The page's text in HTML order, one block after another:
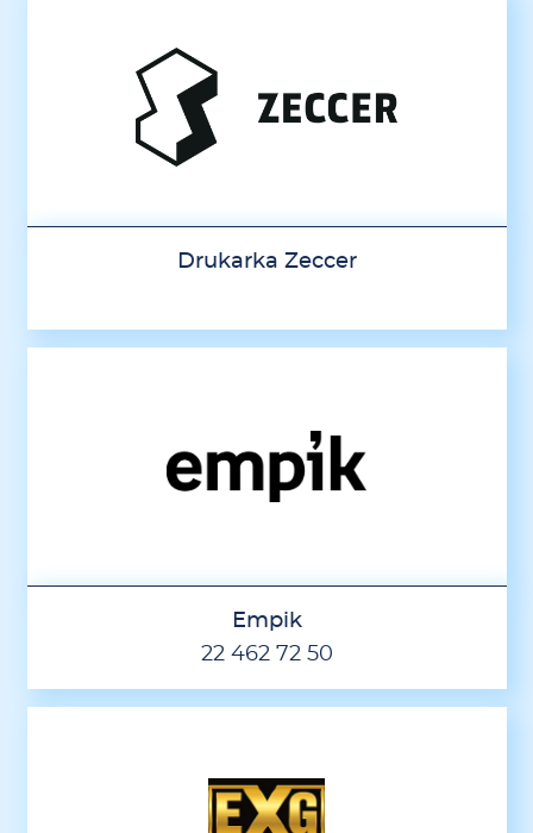
Drukarka Zeccer
Empik
22 462 72 50